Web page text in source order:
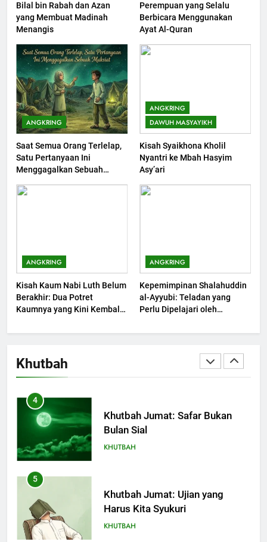
Bilal bin Rabah dan Azan
yang Membuat Madinah
Menangis
Perempuan yang Selalu
Berbicara Menggunakan
Ayat Al-Quran
ANGKRING
Saat Semua Orang Terlelap,
Satu Pertanyaan Ini
Menggagalkan Sebuah
ANGKRING
DAWUH MASYAYIKH
Kisah Syaikhona Kholil
Nyantri ke Mbah Hasyim
Asy’ari
ANGKRING
Kisah Kaum Nabi Luth Belum
Berakhir: Dua Potret
Kaumnya yang Kini Kembali
ANGKRING
Kepemimpinan Shalahuddin
al-Ayyubi: Teladan yang
Perlu Dipelajari oleh
(2)
Khutbah
202
Khutbah Jumat : Supaya Amal
Bisa Diterima
KHUTBAH
203
Khutbah Jumat: Bulan
Muharram Bulan Bersejarah
KHUTBAH
1
Dengki Tak Akan Pernah
Khutbah Jumat: Melihat
Limpahan Nikmat Allah
KHUTBAH
Khutbah Jumat: Ketaatan,
Kebaikan dan Pengaruhnya
4
Khutbah Jumat: Safar Bukan
Bulan Sial
KHUTBAH
5
Khutbah Jumat: Ujian yang
Harus Kita Syukuri
KHUTBAH